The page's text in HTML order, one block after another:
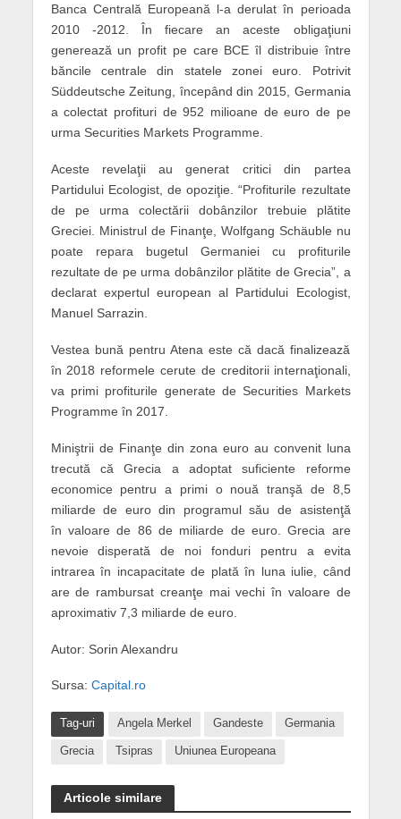
Banca Centrală Europeană l-a derulat în perioada
2010 -2012. În fiecare an aceste obligaţiuni
generează un profit pe care BCE îl distribuie între
băncile centrale din statele zonei euro. Potrivit
Süddeutsche Zeitung, începând din 2015, Germania
a colectat profituri de 952 milioane de euro de pe
urma Securities Markets Programme.
Aceste revelaţii au generat critici din partea
Partidului Ecologist, de opoziţie. “Profiturile rezultate
de pe urma colectării dobânzilor trebuie plătite
Greciei. Ministrul de Finanţe, Wolfgang Schäuble nu
poate repara bugetul Germaniei cu profiturile
rezultate de pe urma dobânzilor plătite de Grecia”, a
declarat expertul european al Partidului Ecologist,
Manuel Sarrazin.
Vestea bună pentru Atena este că dacă finalizează
în 2018 reformele cerute de creditorii internaţionali,
va primi profiturile generate de Securities Markets
Programme în 2017.
Miniştrii de Finanţe din zona euro au convenit luna
trecută că Grecia a adoptat suficiente reforme
economice pentru a primi o nouă tranşă de 8,5
miliarde de euro din programul său de asistenţă
în valoare de 86 de miliarde de euro. Grecia are
nevoie disperată de noi fonduri pentru a evita
intrarea în incapacitate de plată în luna iulie, când
are de rambursat creanţe mai vechi în valoare de
aproximativ 7,3 miliarde de euro.
Autor: Sorin Alexandru
Sursa: Capital.ro
Tag-uri Angela Merkel Gandeste Germania
Grecia Tsipras Uniunea Europeana
Articole similare